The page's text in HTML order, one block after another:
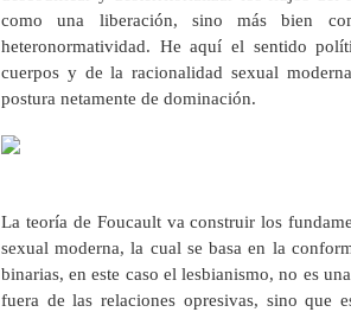
como una liberación, sino más bien
heteronormatividad. He aquí el sentido
cuerpos y de la racionalidad sexual
postura netamente de dominación.
La teoría de Foucault va construir los
sexual moderna, la cual se basa en la
binarias, en este caso el lesbianismo, no es
fuera de las relaciones opresivas, sino que